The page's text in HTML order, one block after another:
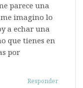
parece una
imagino lo
a echar una
que tienes en
por
Responder